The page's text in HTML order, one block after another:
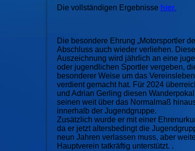
Die vollständigen Ergebnisse hier.
Die besondere Ehrung „Motorsportler
Abschluss auch wieder verliehen.
Auszeichnung wird jährlich an eine
oder jugendlichen Sportler vergeben,
besonderer Weise um das
verdient gemacht hat. Für 2024
und Adrian Gerling diesen
seinen weit über das Normalmaß
innerhalb der Jugendgruppe.
Zusätzlich wurde er mit einer
da er jetzt altersbedingt die
neun Jahren verlassen muss, aber
Hauptverein tatkräftig unterstützt. .